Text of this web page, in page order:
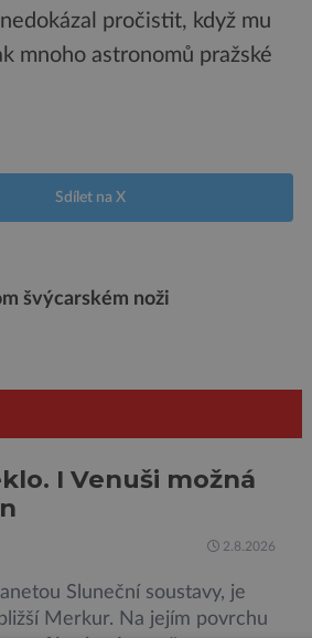
pročistit, když mu
mnoho astronomů pražské
Sdílet na X
švýcarském noži
I Venuši možná
2.8.2026
Sluneční soustavy, je
Merkur. Na jejím povrchu